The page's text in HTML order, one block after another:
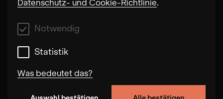
Datenschutz- und Cookie-Richtlinie.
Notwendig
Statistik
Was bedeutet das?